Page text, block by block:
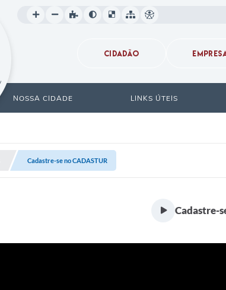
CIDADÃO
NOSSA CIDADE LINKS ÚTEIS
Cadastre-se no CADASTUR
Cadastre-